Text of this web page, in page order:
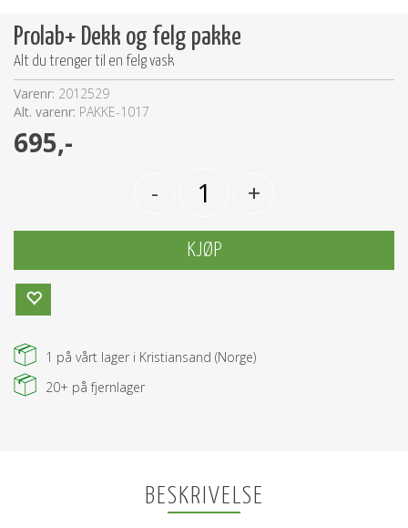
Prolab+ Dekk og felg pakke
Alt du trenger til en felg vask
Varenr: 2012529
Alt. varenr: PAKKE-1017
695,-
- +
KJØP
1 på vårt lager i Kristiansand (Norge)
20+ på fjernlager
BESKRIVELSE